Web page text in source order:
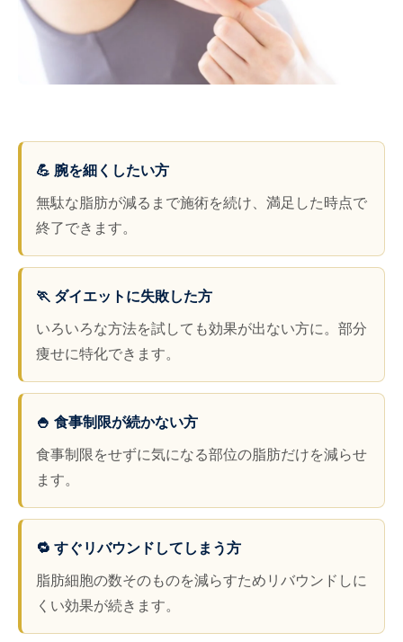
💪 腕を細くしたい方
無駄な脂肪が減るまで施術を続け、満足した時点で
終了できます。
🏃 ダイエットに失敗した方
いろいろな方法を試しても効果が出ない方に。部分
痩せに特化できます。
🍚 食事制限が続かない方
食事制限をせずに気になる部位の脂肪だけを減らせ
ます。
🔁 すぐリバウンドしてしまう方
脂肪細胞の数そのものを減らすためリバウンドしに
くい効果が続きます。